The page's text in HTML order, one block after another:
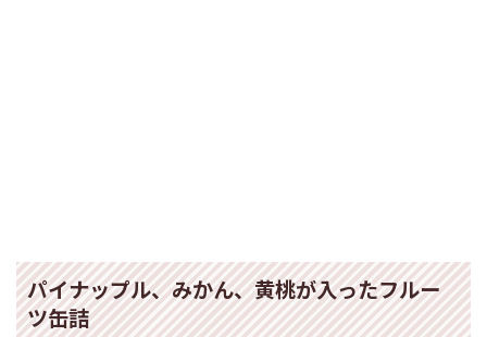
パイナップル、みかん、黄桃が入ったフルー
ツ缶詰